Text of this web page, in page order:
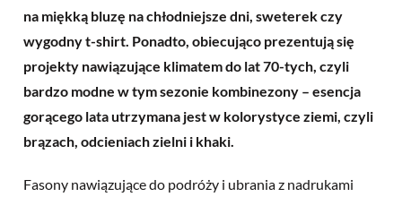
na miękką bluzę na chłodniejsze dni, sweterek czy
wygodny t-shirt. Ponadto, obiecująco prezentują się
projekty nawiązujące klimatem do lat 70-tych, czyli
bardzo modne w tym sezonie kombinezony – esencja
gorącego lata utrzymana jest w kolorystyce ziemi, czyli
brązach, odcieniach zielni i khaki.
Fasony nawiązujące do podróży i ubrania z nadrukami